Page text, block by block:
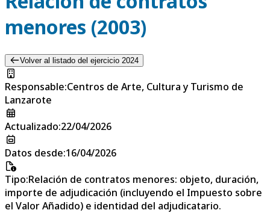
menores (2003)
Volver al listado del ejercicio 2024
Responsable:Centros de Arte, Cultura y Turismo de
Lanzarote
Actualizado:22/04/2026
Datos desde:16/04/2026
Tipo:Relación de contratos menores: objeto, duración,
importe de adjudicación (incluyendo el Impuesto sobre
el Valor Añadido) e identidad del adjudicatario.